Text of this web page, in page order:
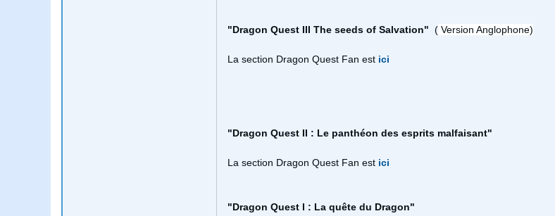
"Dragon Quest III The seeds of Salvation" ( Version Anglophone)
La section Dragon Quest Fan est ici
"Dragon Quest II : Le panthéon des esprits malfaisant"
La section Dragon Quest Fan est ici
"Dragon Quest I : La quête du Dragon"